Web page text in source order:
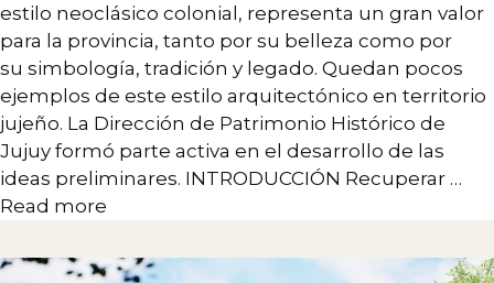
estilo neoclásico colonial, representa un gran valor
para la provincia, tanto por su belleza como por
su simbología, tradición y legado. Quedan pocos
ejemplos de este estilo arquitectónico en territorio
jujeño. La Dirección de Patrimonio Histórico de
Jujuy formó parte activa en el desarrollo de las
ideas preliminares. INTRODUCCIÓN Recuperar …
Read more